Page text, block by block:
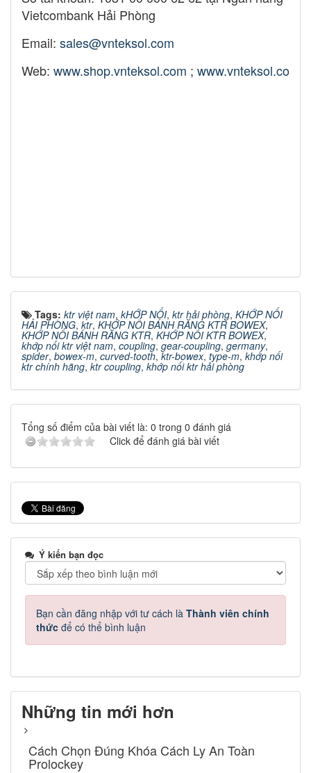
Vietcombank Hải Phòng
Email: sales@vnteksol.com
Web: www.shop.vnteksol.com ; www.vnteksol.com
Tags: ktr việt nam, kHỚP NỐI, ktr hải phòng, KHỚP NỐI
HẢI PHÒNG, ktr, KHỚP NỐI BÁNH RĂNG KTR BOWEX,
KHỚP NỐI BÁNH RĂNG KTR, KHỚP NỐI KTR BOWEX,
khớp nối ktr việt nam, coupling, gear-coupling, germany,
spider, bowex-m, curved-tooth,ktr-bowex, type-m, khớp nối
ktr chính hãng, ktr coupling, khớp nối ktr hải phòng
Tổng số điểm của bài viết là: 0 trong 0 đánh giá
Click để đánh giá bài viết
Ý kiến bạn đọc
Bạn cần đăng nhập với tư cách là Thành viên chính
thức để có thể bình luận
Những tin mới hơn
Cách Chọn Đúng Khóa Cách Ly An Toàn
Prolockey